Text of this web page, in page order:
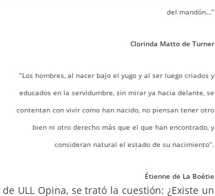
del mandón…”
Clorinda Matto de Turner
“Los hombres, al nacer bajo el yugo y al ser luego criados y
educados en la servidumbre, sin mirar ya hacia delante, se
contentan con vivir como han nacido, no piensan tener otro
bien ni otro derecho más que el que han encontrado, y
consideran natural el estado de su nacimiento”.
Étienne de La Boétie
ULL Opina, se trató la cuestión: ¿Existe un